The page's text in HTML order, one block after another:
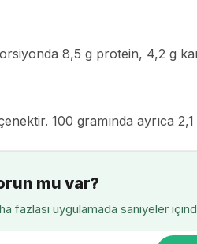
8,5 g protein, 4,2 g
100 gramında ayrıca
mu var?
fazlası uygulamada saniyeler